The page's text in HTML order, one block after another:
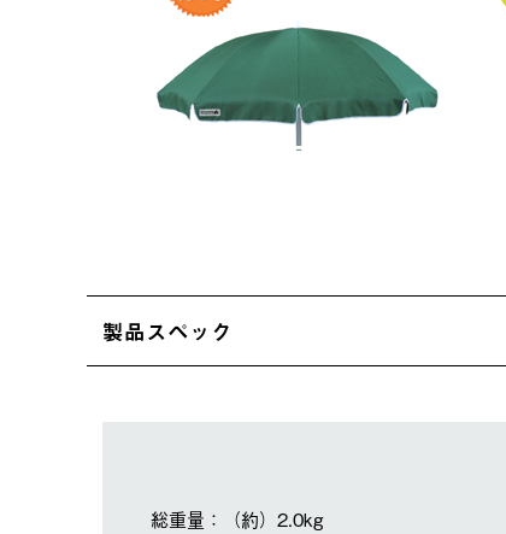
製品スペック
総重量：（約）2.0kg